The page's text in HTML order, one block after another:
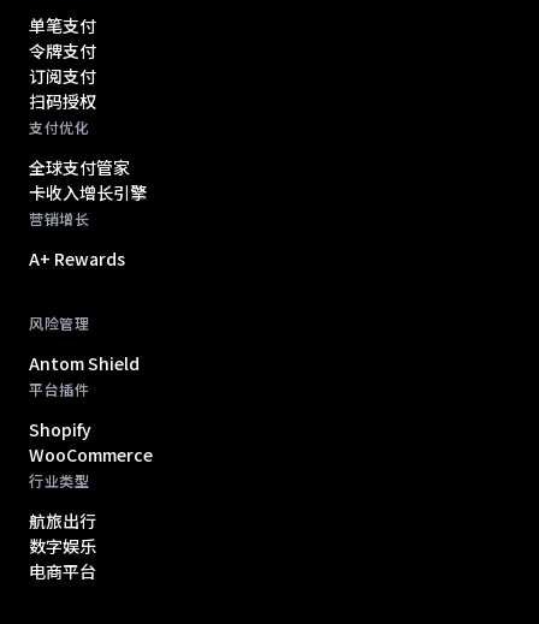
单笔支付
令牌支付
订阅支付
扫码授权
支付优化
全球支付管家
卡收入增长引擎
营销增长
A+ Rewards
风险管理
Antom Shield
平台插件
Shopify
WooCommerce
行业类型
航旅出行
数字娱乐
电商平台